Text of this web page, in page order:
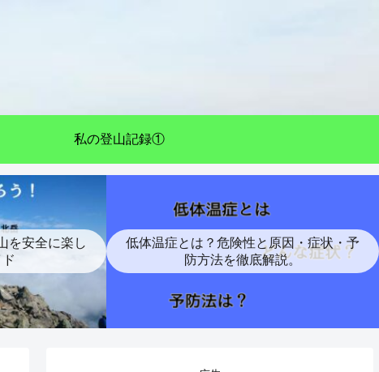
私の登山記録①
を安全に楽し
低体温症とは？危険性と原因・症状・予
防方法を徹底解説。